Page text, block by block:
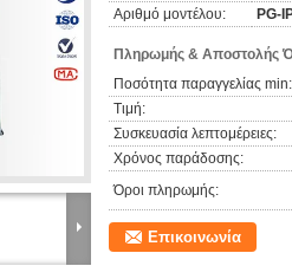
Αριθμό μοντέλου:
PG-
Πληρωμής & Αποστολής
Ποσότητα παραγγελίας min:
Τιμή:
Συσκευασία λεπτομέρειες:
Χρόνος παράδοσης:
Όροι πληρωμής:
Επικοινωνία